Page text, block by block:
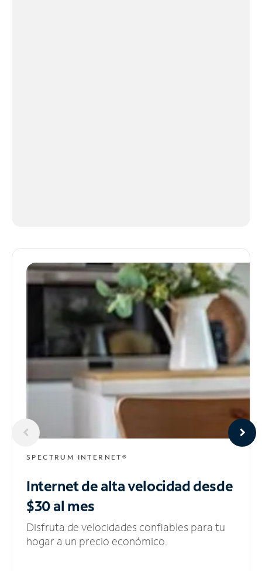
SPECTRUM INTERNET®
Internet de alta velocidaddesde
$30 al mes
Disfruta de velocidades confiables para tu
hogar a un precio económico.